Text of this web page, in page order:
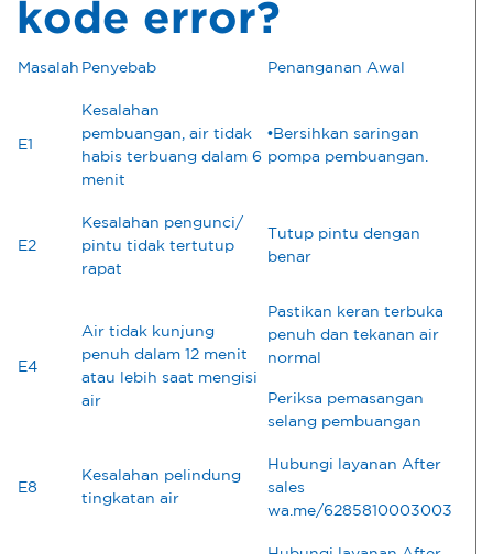
kode error?
Masalah Penyebab Penanganan Awal
E1
Kesalahan
pembuangan, air tidak
habis terbuang dalam 6
menit
•Bersihkan saringan
pompa pembuangan.
E2
Kesalahan pengunci/
pintu tidak tertutup
rapat
Tutup pintu dengan
benar
E4
Air tidak kunjung
penuh dalam 12 menit
atau lebih saat mengisi
air
Pastikan keran terbuka
penuh dan tekanan air
normal
Periksa pemasangan
selang pembuangan
E8
Kesalahan pelindung
tingkatan air
Hubungi layanan After
sales
wa.me/6285810003003